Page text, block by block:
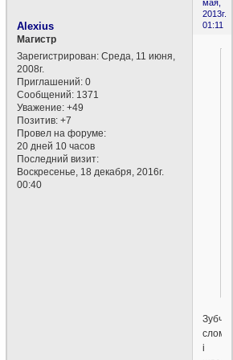
мая,
2013г.
01:11
Alexius
Магистр
Зарегистрирован: Среда, 11 июня,
2008г.
Приглашений: 0
Сообщений: 1371
Уважение: +49
Позитив: +7
Провел на форуме:
20 дней 10 часов
Последний визит:
Воскресенье, 18 декабря, 2016г.
00:40
Зубчик
i